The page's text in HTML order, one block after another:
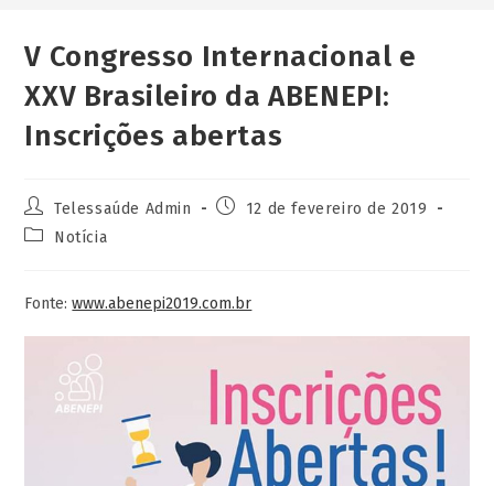
V Congresso Internacional e
XXV Brasileiro da ABENEPI:
Inscrições abertas
Telessaúde Admin
12 de fevereiro de 2019
Notícia
Fonte:www.abenepi2019.com.br